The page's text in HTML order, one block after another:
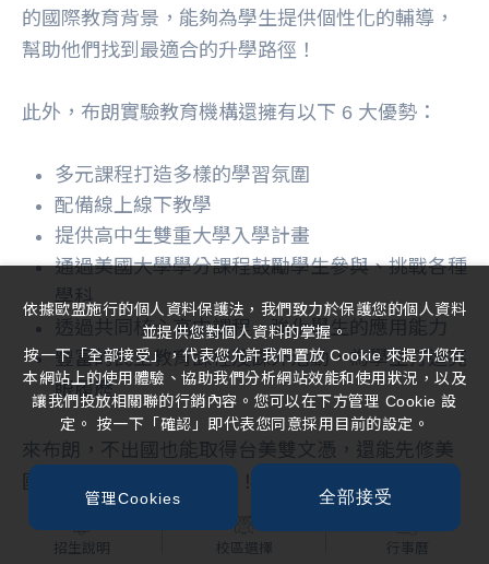
的國際教育背景，能夠為學生提供個性化的輔導，
幫助他們找到最適合的升學路徑！
此外，布朗實驗教育機構還擁有以下 6 大優勢：
多元課程打造多樣的學習氛圍
配備線上線下教學
提供高中生雙重大學入學計畫
通過美國大學學分課程鼓勵學生參與、挑戰各種
學科
透過共同核心高中課程，強化學生的應用能力
豐富的民主教育課程及課外活動，為學生打造亮
眼履歷
來布朗，不出國也能取得台美雙文憑，還能先修美
國大學學分，高效又輕鬆！若想了解更多內容，歡
招生說明 校區選擇 行事曆
依據歐盟施行的個人資料保護法，我們致力於保護您的個人資料
並提供您對個人資料的掌握。
按一下「全部接受」，代表您允許我們置放 Cookie 來提升您在
本網站上的使用體驗、協助我們分析網站效能和使用狀況，以及
讓我們投放相關聯的行銷內容。您可以在下方管理 Cookie 設
定。 按一下「確認」即代表您同意採用目前的設定。
管理Cookies 全部接受